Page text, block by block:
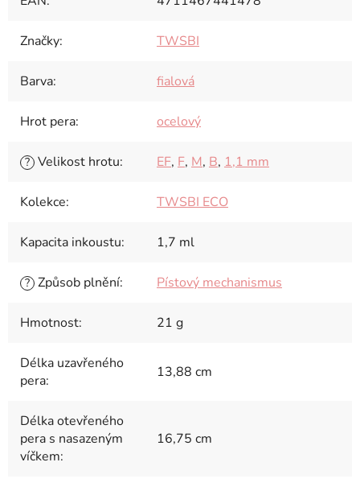
Značky: TWSBI
Barva: fialová
Hrot pera: ocelový
? Velikost hrotu: EF, F, M, B, 1,1 mm
Kolekce: TWSBI ECO
Kapacita inkoustu: 1,7 ml
? Způsob plnění: Pístový mechanismus
Hmotnost: 21 g
Délka uzavřeného
pera: 13,88 cm
Délka otevřeného
pera s nasazeným
víčkem:
16,75 cm